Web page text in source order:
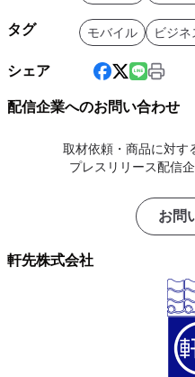
タグ モバイル ビジ
シェア
配信企業へのお問い合わせ
取材依頼・商品に対す
プレスリリース配信
お問
軒先株式会社